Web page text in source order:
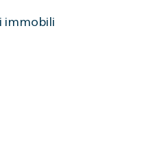
immobili